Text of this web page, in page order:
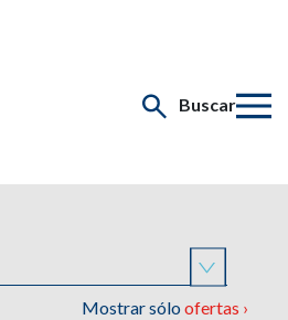
Buscar
Mostrar sóloofertas ›